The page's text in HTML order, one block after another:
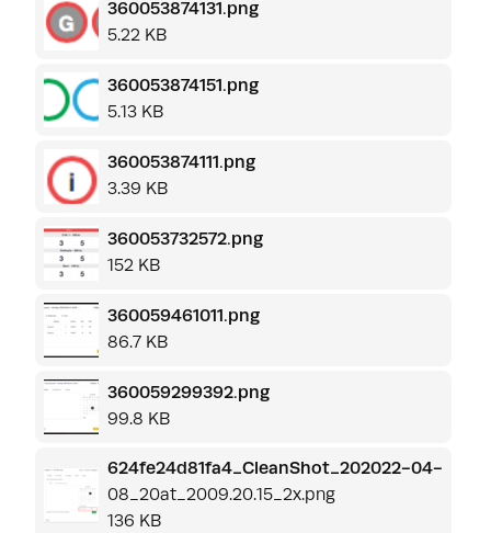
360053874131.png
5.22 KB
360053874151.png
5.13 KB
360053874111.png
3.39 KB
360053732572.png
152 KB
360059461011.png
86.7 KB
360059299392.png
99.8 KB
624fe24d81fa4_CleanShot_202022-04-
08_20at_2009.20.15_2x.png
136 KB